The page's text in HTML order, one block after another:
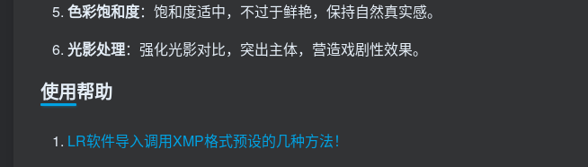
色彩饱和度：饱和度适中，不过于鲜艳，保持自然真实感。
光影处理：强化光影对比，突出主体，营造戏剧性效果。
使用帮助
LR软件导入调用XMP格式预设的几种方法！